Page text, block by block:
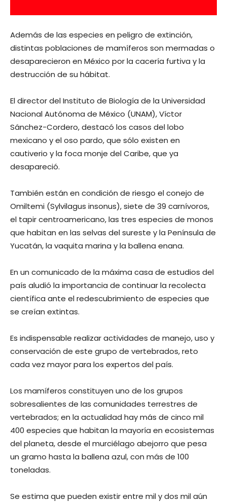
Además de las especies en peligro de extinción,
distintas poblaciones de mamíferos son mermadas o
desaparecieron en México por la cacería furtiva y la
destrucción de su hábitat.
El director del Instituto de Biología de la Universidad
Nacional Autónoma de México (UNAM), Víctor
Sánchez-Cordero, destacó los casos del lobo
mexicano y el oso pardo, que sólo existen en
cautiverio y la foca monje del Caribe, que ya
desapareció.
También están en condición de riesgo el conejo de
Omiltemi (Sylvilagus insonus), siete de 39 carnívoros,
el tapir centroamericano, las tres especies de monos
que habitan en las selvas del sureste y la Península de
Yucatán, la vaquita marina y la ballena enana.
En un comunicado de la máxima casa de estudios del
país aludió la importancia de continuar la recolecta
científica ante el redescubrimiento de especies que
se creían extintas.
Es indispensable realizar actividades de manejo, uso y
conservación de este grupo de vertebrados, reto
cada vez mayor para los expertos del país.
Los mamíferos constituyen uno de los grupos
sobresalientes de las comunidades terrestres de
vertebrados; en la actualidad hay más de cinco mil
400 especies que habitan la mayoría en ecosistemas
del planeta, desde el murciélago abejorro que pesa
un gramo hasta la ballena azul, con más de 100
toneladas.
Se estima que pueden existir entre mil y dos mil aún